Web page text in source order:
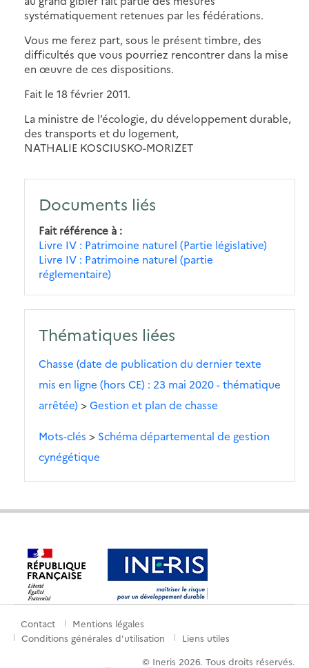
systématiquement retenues par les fédérations.
Vous me ferez part, sous le présent timbre, des
difficultés que vous pourriez rencontrer dans la mise
en œuvre de ces dispositions.
Fait le 18 février 2011.
La ministre de l’écologie, du développement durable,
des transports et du logement,
NATHALIE KOSCIUSKO-MORIZET
Documents liés
Fait référence à
Livre IV : Patrimoine naturel (Partie législative)
Livre IV : Patrimoine naturel (partie
réglementaire)
Thématiques liées
Chasse (date de publication du dernier texte
mis en ligne (hors CE) : 23 mai 2020 - thématique
arrêtée)>Gestion et plan de chasse
Mots-clés > Schéma départemental de gestion
cynégétique
Menu
Contact
Mentions légales
Conditions générales d'utilisation
Liens utiles
© Ineris 2026. Tous droits réservés.